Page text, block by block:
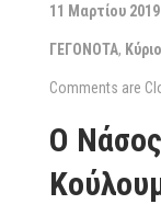
11 Μαρτίου 2019
ΓΕΓΟΝΟΤΑ, Κύριο
Comments are
Ο